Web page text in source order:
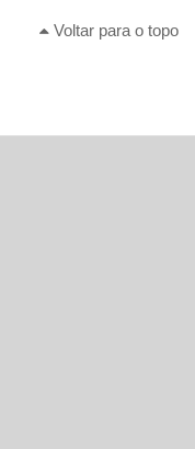
Voltar para o topo